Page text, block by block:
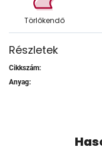
Törlőkendő
Részletek
Cikkszám:
Anyag: